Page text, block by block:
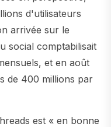
d'utilisateurs
arrivée sur le
social comptabilisait
et en août
de 400 millions par
est « en bonne